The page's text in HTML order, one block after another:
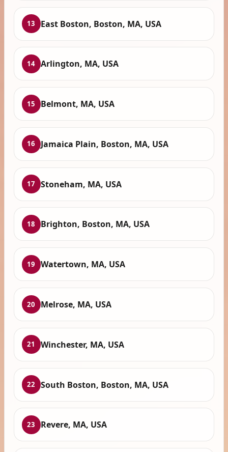
13 East Boston, Boston, MA, USA
14 Arlington, MA, USA
15 Belmont, MA, USA
16 Jamaica Plain, Boston, MA, USA
17 Stoneham, MA, USA
18 Brighton, Boston, MA, USA
19 Watertown, MA, USA
20 Melrose, MA, USA
21 Winchester, MA, USA
22 South Boston, Boston, MA, USA
23 Revere, MA, USA